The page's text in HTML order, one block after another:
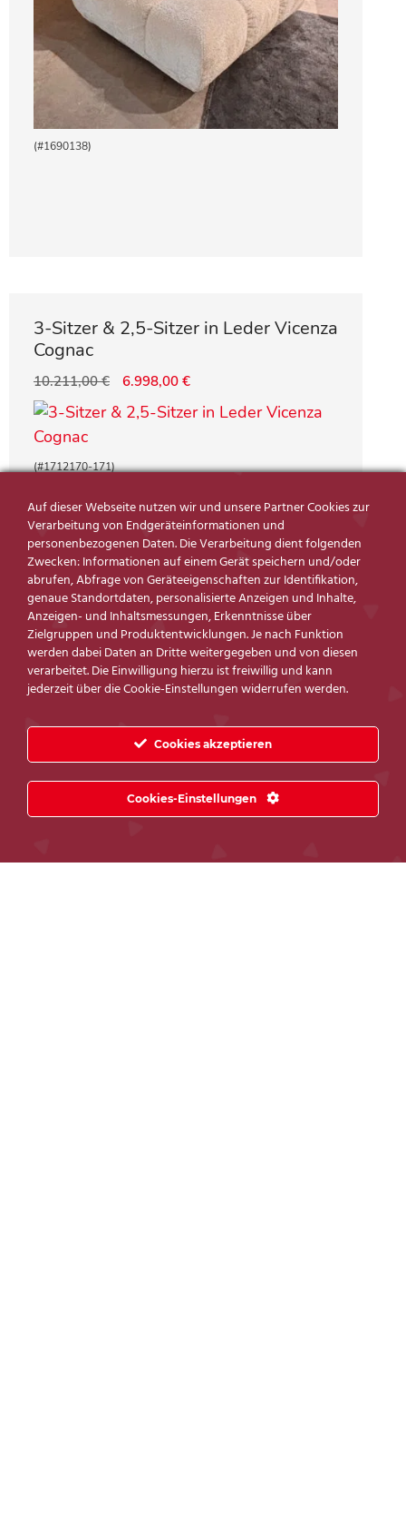
(#1690138)
3-Sitzer & 2,5-Sitzer in Leder Vicenza
Cognac
10.211,00€ 6.998,00€
(#1712170-171)
Auf dieser Webseite nutzen wir und unsere Partner Cookies zur
Verarbeitung von Endgeräteinformationen und
personenbezogenen Daten. Die Verarbeitung dient folgenden
Zwecken: Informationen auf einem Gerät speichern und/oder
abrufen, Abfrage von Geräteeigenschaften zur Identifikation,
genaue Standortdaten, personalisierte Anzeigen und Inhalte,
Anzeigen- und Inhaltsmessungen, Erkenntnisse über
Zielgruppen und Produktentwicklungen. Je nach Funktion
werden dabei Daten an Dritte weitergegeben und von diesen
verarbeitet. Die Einwilligung hierzu ist freiwillig und kann
jederzeit über die Cookie-Einstellungen widerrufen werden.
Cookies akzeptieren
Cookies-Einstellungen